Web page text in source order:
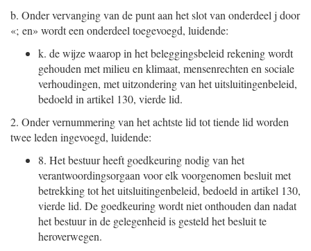
b. Onder vervanging van de punt aan het slot van onderdeel j door
«; en» wordt een onderdeel toegevoegd, luidende:
k. de wijze waarop in het beleggingsbeleid rekening wordt
gehouden met milieu en klimaat, mensenrechten en sociale
verhoudingen, met uitzondering van het uitsluitingenbeleid,
bedoeld in artikel 130, vierde lid.
2. Onder vernummering van het achtste lid tot tiende lid worden
twee leden ingevoegd, luidende:
8. Het bestuur heeft goedkeuring nodig van het
verantwoordingsorgaan voor elk voorgenomen besluit met
betrekking tot het uitsluitingenbeleid, bedoeld in artikel 130,
vierde lid. De goedkeuring wordt niet onthouden dan nadat
het bestuur in de gelegenheid is gesteld het besluit te
heroverwegen.